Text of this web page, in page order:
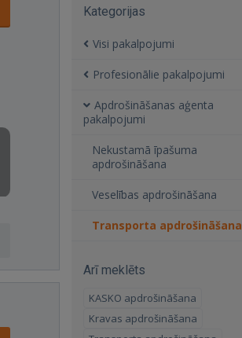
Kategorijas
Visi pakalpojumi
Profesionālie pakalpojumi
Apdrošināšanas aģenta
pakalpojumi
Nekustamā īpašuma
apdrošināšana
Veselības apdrošināšana
Transporta apdrošināšana
Arī meklēts
KASKO apdrošināšana
Kravas apdrošināšana